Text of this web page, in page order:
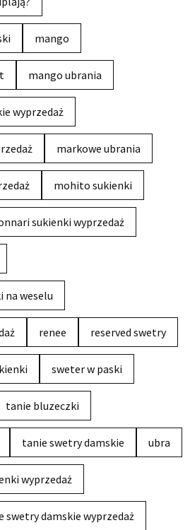
mango
mango ubrania
wyprzedaż
markowe ubrania
mohito sukienki
sukienki wyprzedaż
na weselu
renee reserved swetry
sweter w paski
tanie bluzeczki
tanie swetry damskie ubra
wyprzedaż
swetry damskie wyprzedaż